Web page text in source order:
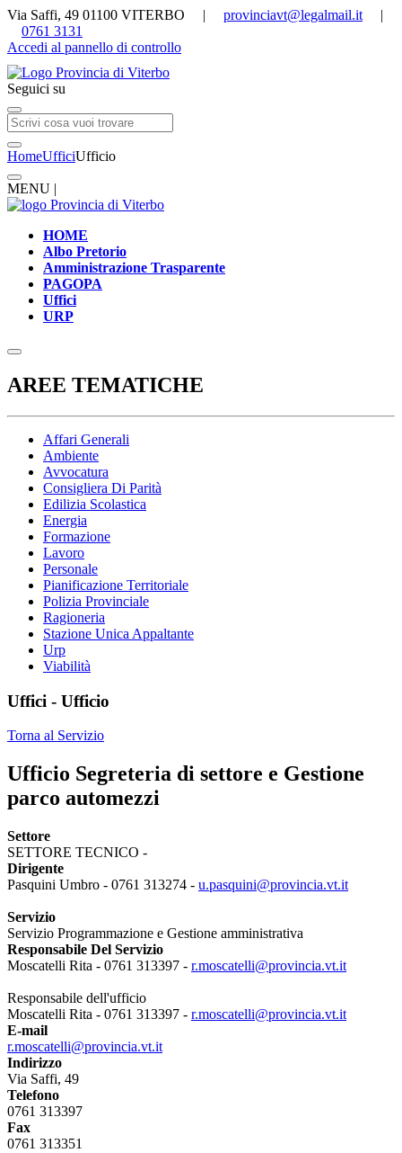
Via Saffi, 49 01100 VITERBO | provinciavt@legalmail.it |
0761 3131
Accedi al pannello di controllo
Seguici su
HomeUfficiUfficio
MENU |
HOME
Albo Pretorio
Amministrazione Trasparente
PAGOPA
Uffici
URP
AREE TEMATICHE
Affari Generali
Ambiente
Avvocatura
Consigliera Di Parità
Edilizia Scolastica
Energia
Formazione
Lavoro
Personale
Pianificazione Territoriale
Polizia Provinciale
Ragioneria
Stazione Unica Appaltante
Urp
Viabilità
Uffici - Ufficio
Torna al Servizio
Ufficio Segreteria di settore e Gestione
parco automezzi
Settore
SETTORE TECNICO -
Dirigente
Pasquini Umbro - 0761 313274 - u.pasquini@provincia.vt.it
Servizio
Servizio Programmazione e Gestione amministrativa
Responsabile Del Servizio
Moscatelli Rita - 0761 313397 - r.moscatelli@provincia.vt.it
Responsabile dell'ufficio
Moscatelli Rita - 0761 313397 - r.moscatelli@provincia.vt.it
E-mail
r.moscatelli@provincia.vt.it
Indirizzo
Via Saffi, 49
Telefono
0761 313397
Fax
0761 313351